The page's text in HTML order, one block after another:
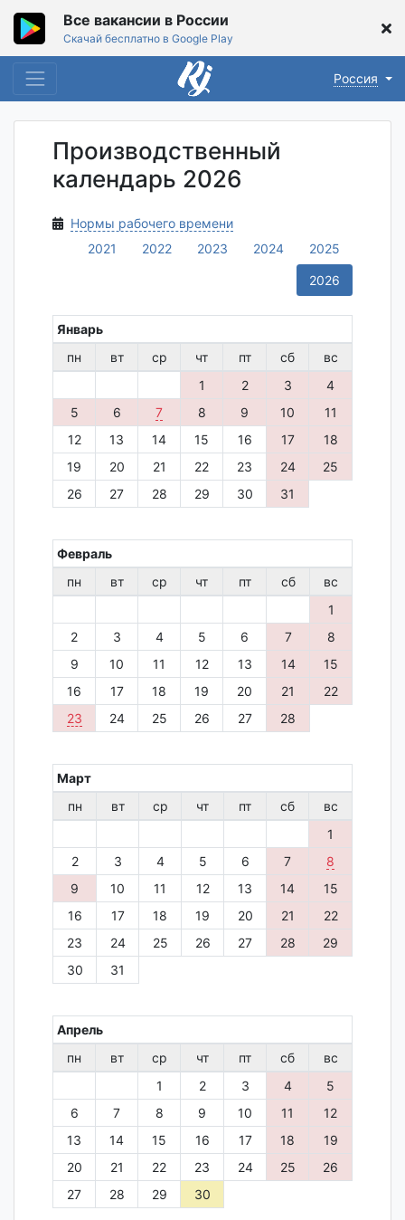
Все вакансии в России
Скачай бесплатно в Google Play
Россия
Производственный
календарь 2026
Нормы рабочего времени
2021
2022 2023 2024 2025
2026
Январь
пн
вт ср чт пт сб
вс
1
2 3
4
5
6 7 8 9 10
11
12
13 14 15 16 17
18
19
20 21 22 23 24
25
26
27 28 29 30 31
Февраль
пн
вт ср чт пт сб
вс
1
2
3 4 5 6 7
8
9
10 11 12 13 14
15
16
17 18 19 20 21
22
23
24 25 26 27 28
Март
пн
вт ср чт пт сб
вс
1
2
3 4 5 6 7
8
9
10 11 12 13 14
15
16
17 18 19 20 21
22
23
24 25 26 27 28
29
30
31
Апрель
пн
вт ср чт пт сб
вс
1
2 3 4
5
6
7 8 9 10 11
12
13
14 15 16 17 18
19
20
21 22 23 24 25
26
27
28 29 30